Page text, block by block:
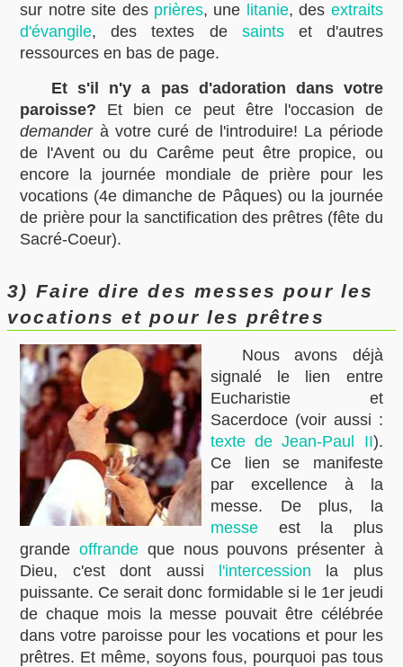
sur notre site des prières, une litanie, des extraits
d'évangile, des textes de saintset d'autres
ressources en bas de page.
Et s'il n'y a pas d'adoration dans votre
paroisse? Et bien ce peut être l'occasion de
demanderà votre curé de l'introduire! La période
de l'Avent ou du Carême peut être propice, ou
encore la journée mondiale de prière pour les
vocations (4e dimanche de Pâques) ou la journée
de prière pour la sanctification des prêtres (fête du
Sacré-Coeur).
3) Faire dire des messes pour les
vocations et pour les prêtres
Nous avons déjà
signalé le lien entre
Eucharistie et
Sacerdoce (voir aussi :
texte de Jean-Paul II).
Ce lien se manifeste
par excellence à la
messe. De plus, la
messe est la plus
grandeoffrande que nous pouvons présenter à
Dieu, c'est dont aussi l'intercession la plus
puissante. Ce serait donc formidable si le 1er jeudi
de chaque mois la messe pouvait être célébrée
dans votre paroisse pour les vocations et pour les
prêtres. Et même, soyons fous, pourquoi pas tous